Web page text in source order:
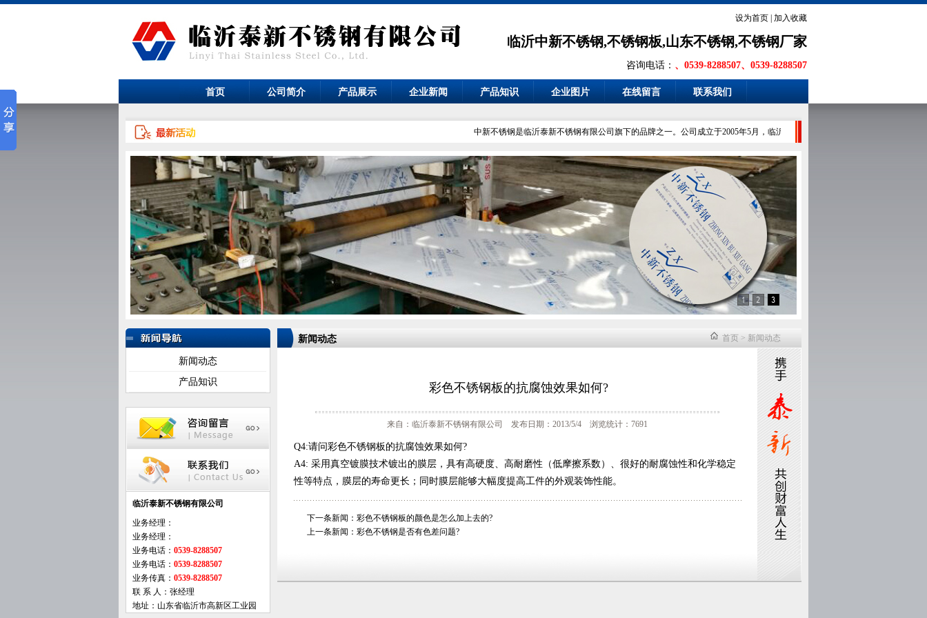
设为首页| 加入收藏
临沂中新不锈钢,不锈钢板,山东不锈钢,不锈钢厂家
咨询电话： 、0539-8288507、0539-8288507
首页 公司简介 产品展示 企业新闻 产品知识 企业图片 在线留言 联系我们
中新不锈钢是临沂泰新不锈钢有限公司旗下的品牌之一。公司成立于2005年5月，临沂高新区树立的诚信经营企业，公司占地
新闻动态
产品知识
临沂泰新不锈钢有限公司
业务经理：
业务经理：
业务电话： 0539-8288507
业务电话： 0539-8288507
业务传真： 0539-8288507
联 系 人：张经理
地址：山东省临沂市高新区工业园
新闻动态 首页 > 新闻动态
彩色不锈钢板的抗腐蚀效果如何?
来自：临沂泰新不锈钢有限公司 发布日期：2013/5/4 浏览统计：7691
Q4:请问彩色不锈钢板的抗腐蚀效果如何?
A4: 采用真空镀膜技术镀出的膜层，具有高硬度、高耐磨性（低摩擦系数）、很好的耐腐蚀性和化学稳定
性等特点，膜层的寿命更长；同时膜层能够大幅度提高工件的外观装饰性能。
下一条新闻： 彩色不锈钢板的颜色是怎么加上去的?
上一条新闻： 彩色不锈钢是否有色差问题?